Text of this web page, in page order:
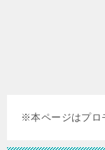
※本ページはプロ